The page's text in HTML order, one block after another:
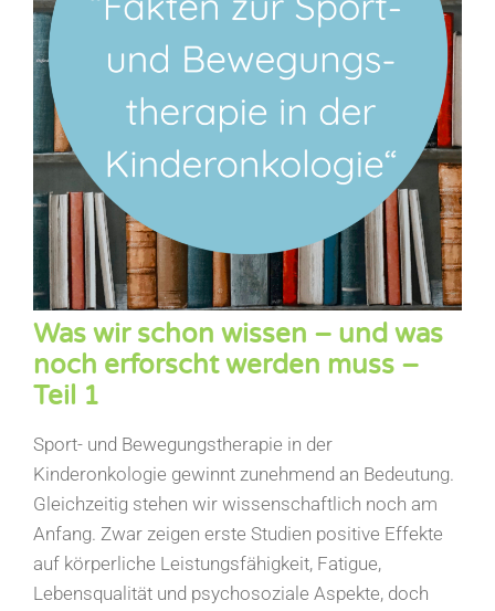
Was wir schon wissen – und was
noch erforscht werden muss –
Teil 1
Sport- und Bewegungstherapie in der
Kinderonkologie gewinnt zunehmend an Bedeutung.
Gleichzeitig stehen wir wissenschaftlich noch am
Anfang. Zwar zeigen erste Studien positive Effekte
auf körperliche Leistungsfähigkeit, Fatigue,
Lebensqualität und psychosoziale Aspekte, doch